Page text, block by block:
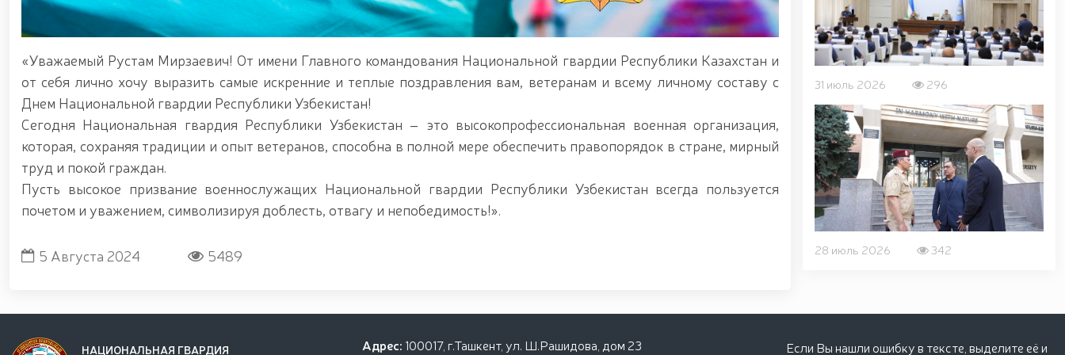
«Уважаемый Рустам Мирзаевич! От имени Главного командования Национальной гвардии Республики Казахстан и
от себя лично хочу выразить самые искренние и теплые поздравления вам, ветеранам и всему личному составу с
Днем Национальной гвардии Республики Узбекистан!
Сегодня Национальная гвардия Республики Узбекистан – это высокопрофессиональная военная организация,
которая, сохраняя традиции и опыт ветеранов, способна в полной мере обеспечить правопорядок в стране, мирный
труд и покой граждан.
Пусть высокое призвание военнослужащих Национальной гвардии Республики Узбекистан всегда пользуется
почетом и уважением, символизируя доблесть, отвагу и непобедимость!».
5 Августа 2024 5489
31 июль 2026 296
28 июль 2026 342
НАЦИОНАЛЬНАЯ ГВАРДИЯ Адрес: 100017, г.Ташкент, ул. Ш.Рашидова, дом 23 Если Вы нашли ошибку в тексте, выделите её и